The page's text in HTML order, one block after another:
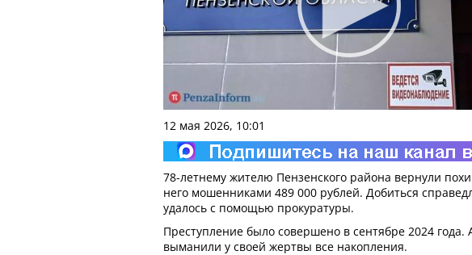
12 мая 2026, 10:01
78-летнему жителю Пензенского района вернули
него мошенниками 489 000 рублей. Добиться
удалось с помощью прокуратуры.
Преступление было совершено в сентябре 2024 года.
выманили у своей жертвы все накопления.